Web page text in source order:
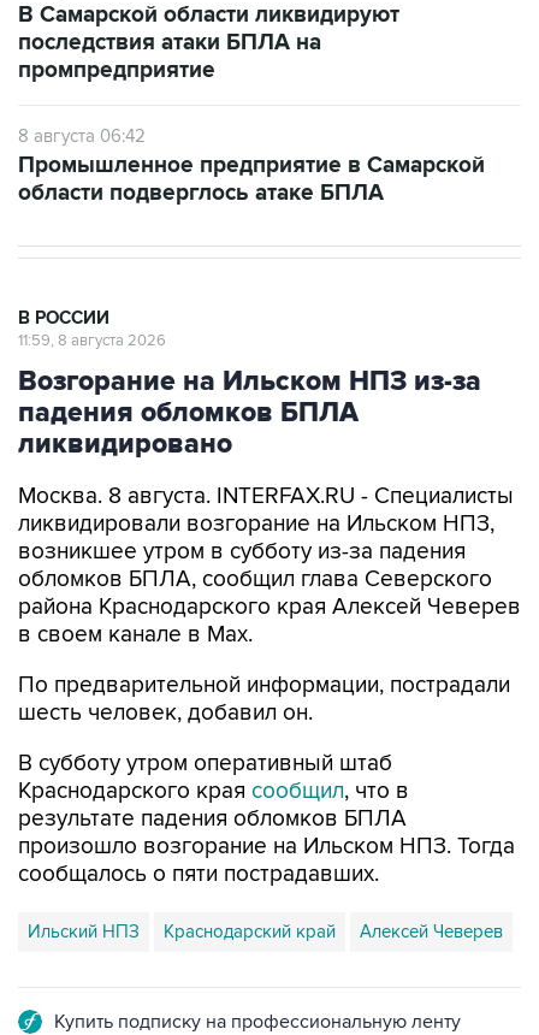
В Самарской области ликвидируют
последствия атаки БПЛА на
промпредприятие
8 августа 06:42
Промышленное предприятие в Самарской
области подверглось атаке БПЛА
В РОССИИ
11:59, 8 августа 2026
Возгорание на Ильском НПЗ из-за
падения обломков БПЛА
ликвидировано
Москва. 8 августа. INTERFAX.RU - Специалисты
ликвидировали возгорание на Ильском НПЗ,
возникшее утром в субботу из-за падения
обломков БПЛА, сообщил глава Северского
района Краснодарского края Алексей Чеверев
в своем канале в Max.
По предварительной информации, пострадали
шесть человек, добавил он.
В субботу утром оперативный штаб
Краснодарского края сообщил, что в
результате падения обломков БПЛА
произошло возгорание на Ильском НПЗ. Тогда
сообщалось о пяти пострадавших.
Ильский НПЗ Краснодарский край Алексей Чеверев
Купить подписку на профессиональную ленту